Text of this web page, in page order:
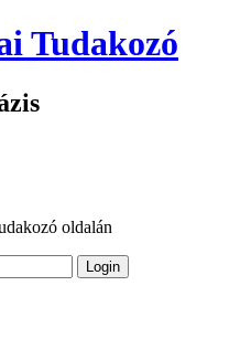
Tudakozó
oldalán
Login